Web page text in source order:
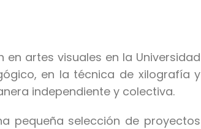
artes visuales en la Universidad
en la técnica de xilografía y
independiente y colectiva.
una pequeña selección de proyectos